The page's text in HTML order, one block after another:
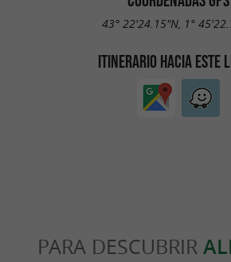
43° 22'24.15"N, 1°
ITINERARIO HACIA ESTE
PARA DESCUBRIR